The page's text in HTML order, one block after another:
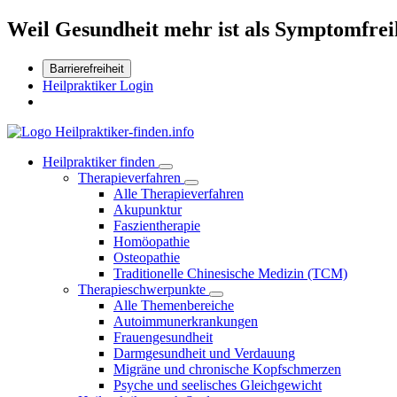
Weil Gesundheit mehr ist als
Barrierefreiheit
Heilpraktiker Login
Heilpraktiker finden
Therapieverfahren
Alle Therapieverfahren
Akupunktur
Faszientherapie
Homöopathie
Osteopathie
Traditionelle Chinesische Medizin (TCM)
Therapieschwerpunkte
Alle Themenbereiche
Autoimmunerkrankungen
Frauengesundheit
Darmgesundheit und Verdauung
Migräne und chronische Kopfschmerzen
Psyche und seelisches Gleichgewicht